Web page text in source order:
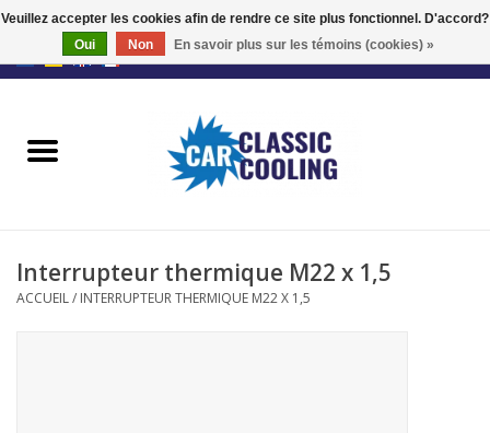
EUR/GBP 0 Articles - €0,00
Kits complets
Le régulateur
Interrupteur thermique M22 x 1,5
ACCUEIL/ INTERRUPTEUR THERMIQUE M22 X 1,5
Veuillez accepter les cookies afin de rendre ce site plus fonctionnel. D'accord?
Oui
Non En savoir plus sur les témoins (cookies) »